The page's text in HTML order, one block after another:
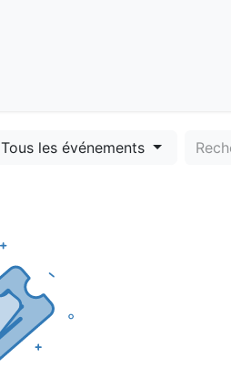
Tous les événements